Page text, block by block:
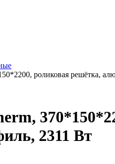
роликовая решётка,
2311 Вт